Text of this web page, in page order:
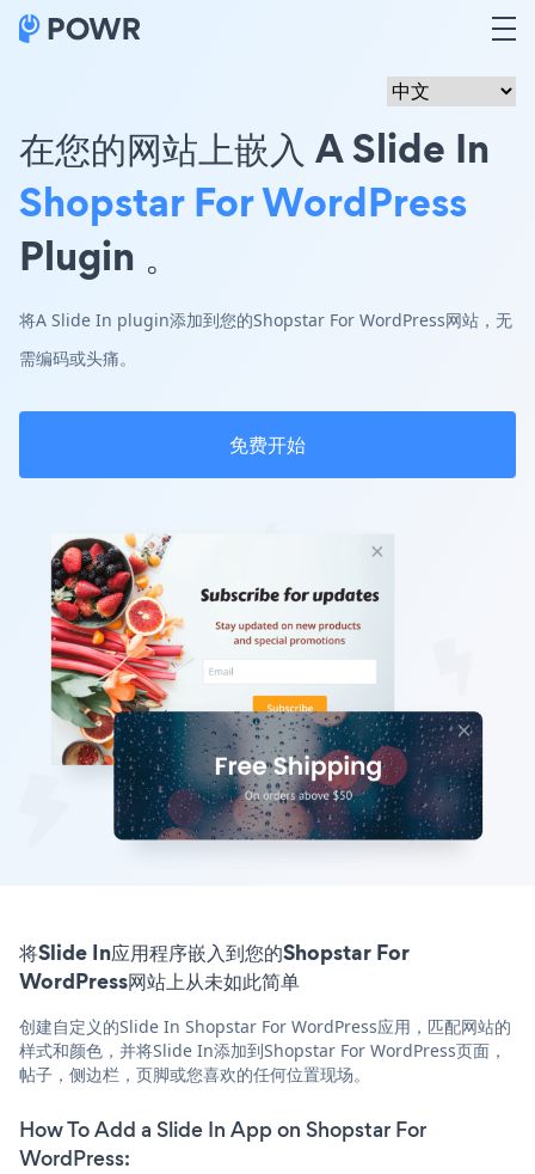
在您的网站上嵌入 A Slide In
Shopstar For WordPress
Plugin 。
将A Slide In plugin添加到您的Shopstar For WordPress网站，无
需编码或头痛。
免费开始
将Slide In应用程序嵌入到您的Shopstar For
WordPress网站上从未如此简单
创建自定义的Slide In Shopstar For WordPress应用，匹配网站的
样式和颜色，并将Slide In添加到Shopstar For WordPress页面，
帖子，侧边栏，页脚或您喜欢的任何位置现场。
How To Add a Slide In App on Shopstar For
WordPress: